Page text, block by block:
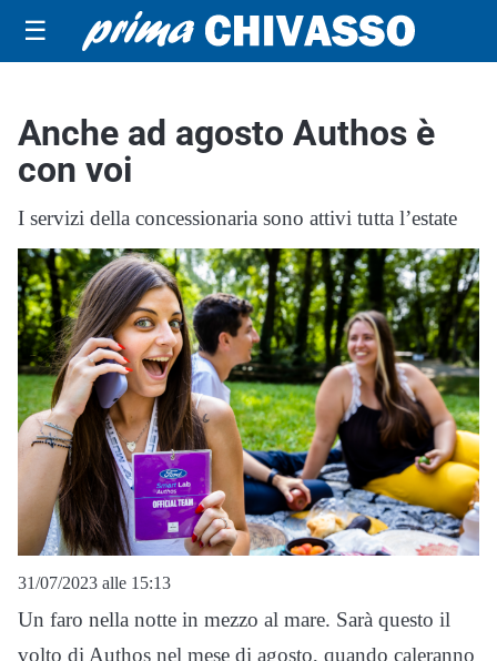
☰
Anche ad agosto Authos è
con voi
I servizi della concessionaria sono attivi tutta l’estate
31/07/2023 alle 15:13
Un faro nella notte in mezzo al mare. Sarà questo il
volto di Authos nel mese di agosto, quando caleranno